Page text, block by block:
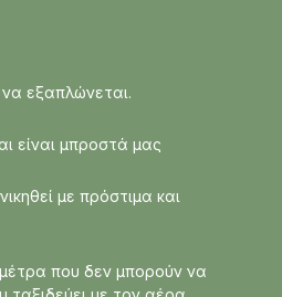
εξαπλώνεται.
μπροστά μας
με πρόστιμα και
που δεν μπορούν να